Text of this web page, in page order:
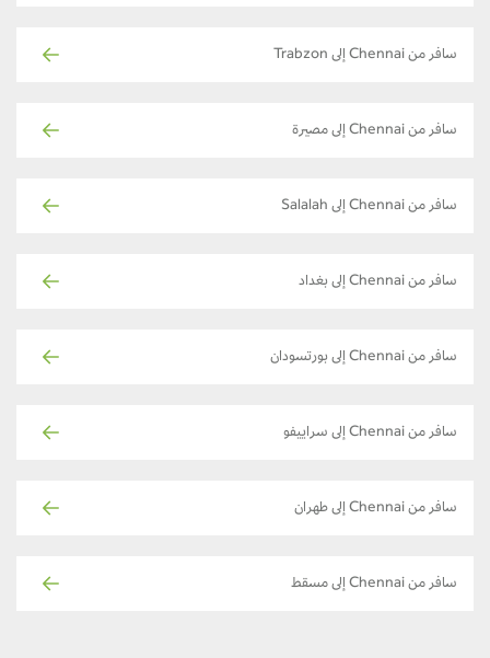
سافر من Chennai إلى Trabzon
سافر من Chennai إلى مصيرة
سافر من Chennai إلى Salalah
سافر من Chennai إلى بغداد
سافر من Chennai إلى بورتسودان
سافر من Chennai إلى سراييفو
سافر من Chennai إلى طهران
سافر من Chennai إلى مسقط